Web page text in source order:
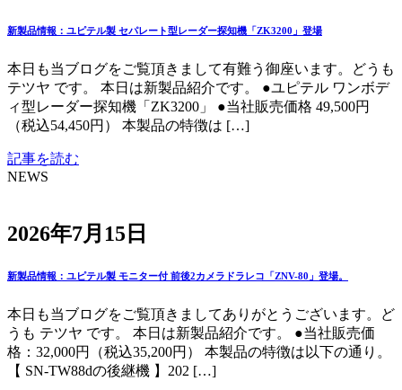
新製品情報：ユピテル製 セパレート型レーダー探知機「ZK3200」登場
本日も当ブログをご覧頂きまして有難う御座います。どうも
テツヤ です。 本日は新製品紹介です。 ●ユピテル ワンボデ
ィ型レーダー探知機「ZK3200」 ●当社販売価格 49,500円
（税込54,450円） 本製品の特徴は […]
記事を読む
NEWS
2026年7月15日
新製品情報：ユピテル製 モニター付 前後2カメラドラレコ「ZNV-80」登場。
本日も当ブログをご覧頂きましてありがとうございます。ど
うも テツヤ です。 本日は新製品紹介です。 ●当社販売価
格：32,000円（税込35,200円） 本製品の特徴は以下の通り。
【 SN-TW88dの後継機 】202 […]